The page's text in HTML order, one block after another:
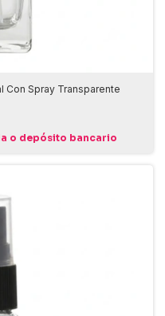
Con Spray Transparente
o depósito bancario